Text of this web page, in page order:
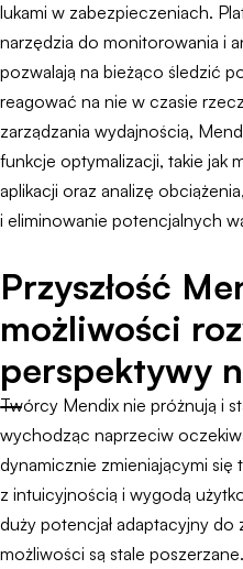
lukami w zabezpieczeniach.
narzędzia do monitorowania i
pozwalają na bieżąco śledzić
reagować na nie w czasie
zarządzania wydajnością,
funkcje optymalizacji, takie jak
aplikacji oraz analizę
i eliminowanie potencjalnych
Przyszłość
możliwości
perspektywy
Twórcy Mendix nie próżnują i
wychodząc naprzeciw
dynamicznie zmieniającymi
z intuicyjnością i wygodą
duży potencjał adaptacyjny
możliwości są stale